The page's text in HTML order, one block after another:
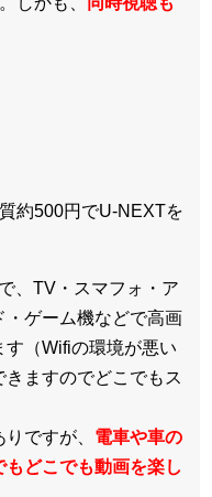
約500円でU-NEXTを
、TV・スマフォ・ア
・ゲーム機などで高画
（Wifiの環境が悪い
ますのでどこでもス
ですが、 電車や車の
どこでも動画を楽し